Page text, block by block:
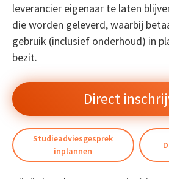
leverancier eigenaar te laten
die worden geleverd, waarbij
gebruik (inclusief onderhoud) in
bezit.
Studieadviesgesprek
inplannen
Direct